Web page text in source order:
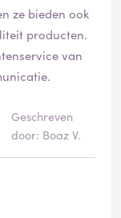
ze bieden ook
producten.
van
Geschreven
door: Boaz V.